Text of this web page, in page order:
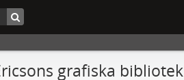
grafiska bibliotek